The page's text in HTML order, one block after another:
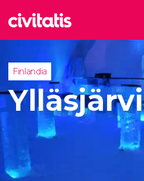
Finlandia
Ylläsjärvi